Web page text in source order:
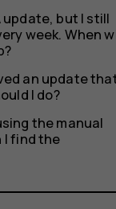
update, but I still
week. When
an update
I do?
the manual
I find the